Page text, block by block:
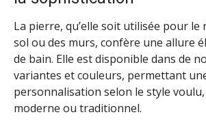
La pierre, qu’elle soit utilisée pour le
sol ou des murs, confère une allure
de bain. Elle est disponible dans de
variantes et couleurs, permettant
personnalisation selon le style voulu,
moderne ou traditionnel.